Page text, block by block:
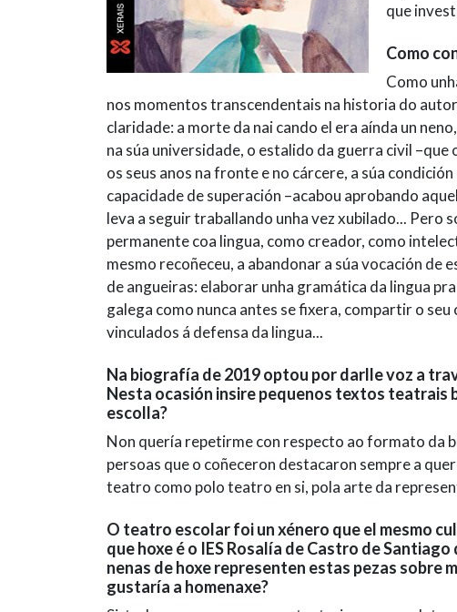
que
Como
Como
nos momentos transcendentais na historia do
claridade: a morte da nai cando el era aínda un
na súa universidade, o estalido da guerra civil
os seus anos na fronte e no cárcere, a súa
capacidade de superación –acabou aprobando
leva a seguir traballando unha vez xubilado... Pero
permanente coa lingua, como creador, como
mesmo recoñeceu, a abandonar a súa vocación
de angueiras: elaborar unha gramática da lingua
galega como nunca antes se fixera, compartir o
vinculados á defensa da lingua...
Na biografía de 2019 optou por darlle voz a
Nesta ocasión insire pequenos textos teatrais
escolla?
Non quería repetirme con respecto ao formato da
persoas que o coñeceron destacaron sempre a
teatro como polo teatro en si, pola arte da
O teatro escolar foi un xénero que el mesmo
que hoxe é o IES Rosalía de Castro de
nenas de hoxe representen estas pezas sobre
gustaría a homenaxe?